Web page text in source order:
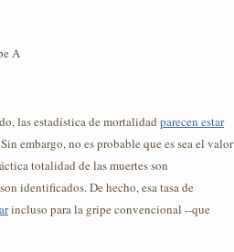
A
las estadística de mortalidad parecen estar
embargo, no es probable que es sea el valor
totalidad de las muertes son
identificados. De hecho, esa tasa de
incluso para la gripe convencional --que